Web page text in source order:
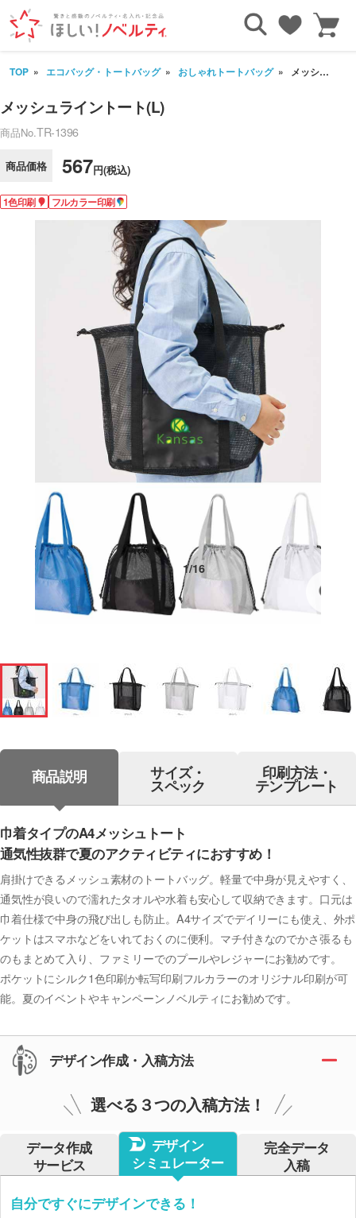
TOP エコバッグ・トートバッグ おしゃれトートバッグ メッシュライントート(L)
メッシュライントート(L)
商品No.TR-1396
商品価格 567円(税込)
1色印刷 フルカラー印刷
1/16
商品説明 サイズ・
スペック
印刷方法・
テンプレート
巾着タイプのA4メッシュトート
通気性抜群で夏のアクティビティにおすすめ！
肩掛けできるメッシュ素材のトートバッグ。軽量で中身が見えやすく、
通気性が良いので濡れたタオルや水着も安心して収納できます。口元は
巾着仕様で中身の飛び出しも防止。A4サイズでデイリーにも使え、外ポ
ケットはスマホなどをいれておくのに便利。マチ付きなのでかさ張るも
のもまとめて入り、ファミリーでのプールやレジャーにお勧めです。
ポケットにシルク1色印刷か転写印刷フルカラーのオリジナル印刷が可
能。夏のイベントやキャンペーンノベルティにお勧めです。
デザイン作成・入稿方法
選べる３つの入稿方法！
データ作成
サービス
デザイン
シミュレーター
完全データ
入稿
自分ですぐにデザインできる！